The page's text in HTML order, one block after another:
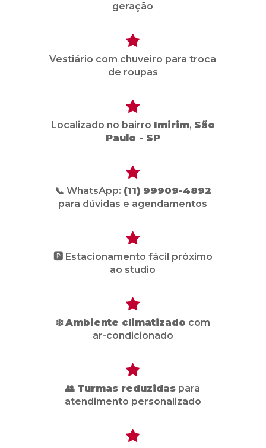
geração
Vestiário com chuveiro para troca
de roupas
Localizado no bairro Imirim, São
Paulo - SP
📞 WhatsApp: (11) 99909-4892
para dúvidas e agendamentos
🅿️ Estacionamento fácil próximo
ao studio
❄️Ambiente climatizado com
ar-condicionado
👥 Turmas reduzidas para
atendimento personalizado